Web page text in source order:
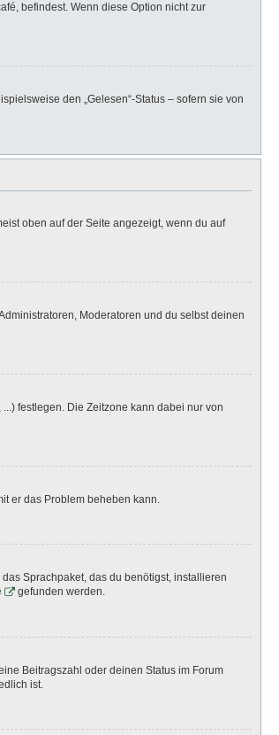
befindest. Wenn diese Option nicht zur
den „Gelesen“-Status – sofern sie von
oben auf der Seite angezeigt, wenn du auf
Moderatoren und du selbst deinen
festlegen. Die Zeitzone kann dabei nur von
er das Problem beheben kann.
Sprachpaket, das du benötigst, installieren
gefunden werden.
Beitragszahl oder deinen Status im Forum
ist.